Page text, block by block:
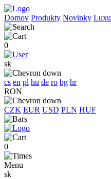
Domov Produkty Novinky
0
sk
cs en pl hu de ro bg hr
RON
CZK EUR USD PLN HUF
0
Menu
sk